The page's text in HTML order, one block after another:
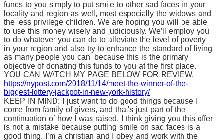
funds to you simply to put smile to other sad faces in your
locality and region as well, most especially the widows and
the less privilege children. We are hoping you will be able
to use this money wisely and judiciously. We’ll employ you
to do whatever you can do to alleviate the level of poverty
in your region and also try to enhance the standard of living
as many people you can, because this is the primary
objective of donating this funds to you at the first place.
YOU CAN WATCH MY PAGE BELOW FOR REVIEW.
https://nypost.com/2018/11/14/meet-the-winner-of-the-
biggest-lottery-jackpot-in-new-york-history/
KEEP IN MIND: I just want to do good things because I
come from family of givers, and that's just part of the
continuation of how I was raised. I think giving you this offer
is not a mistake because putting smile on sad faces is a
good thing. I’m a christian and I obey and work with the